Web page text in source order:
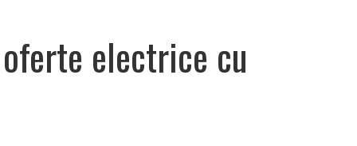
electrice cu